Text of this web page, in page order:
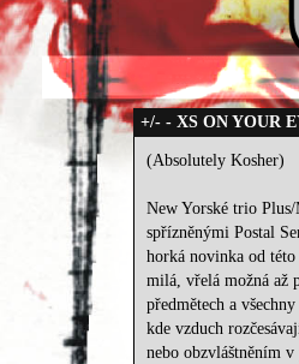
+/- - XS ON YOUR
(Absolutely Kosher)
New Yorské trio
spřízněnými Postal
horká novinka od této
milá, vřelá možná až
předmětech a
kde vzduch
nebo obzvláštněním